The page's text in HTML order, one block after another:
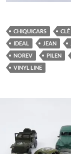
CHIQUICARS CLÉ
IDEAL
JEAN
NOREV
PILEN
VINYL LINE